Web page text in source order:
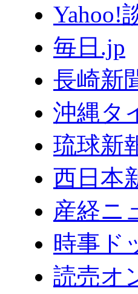
Yahoo!
毎日.jp
長崎新
沖縄タ
琉球新
西日本
産経ニ
時事ド
読売オ